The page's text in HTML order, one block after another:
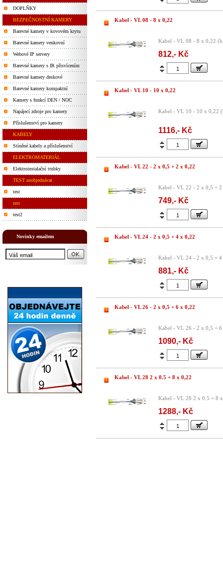
DOPLŇKY
BEZPEČNOSTNÍ KAMERY
Barevné kamery v kovovém krytu
Barevné kamery venkovní
Webové IP servery
Barevné kamery s IR přisvícením
Barevné kamery deskové
Barevné kamery kompaktní
Kamery s funkcí DEN / NOC
Napájecí zdroje pro kamery
Příslušenství pro kamery
KABELY
Stíněné kabely a příslušenství
ELEKTROMATERIÁL
Elektroinstalační trubky
TEST neobjednávat
test
test
test2
Novinky emailem
Kabel - VL 08 - 8 x 0,22
Kabel - VL 08 - 8 x 0,22
812,- Kč
Kabel - VL 10 - 10 x 0,22
Kabel - VL 10 - 10 x 0,22
1116,- Kč
Kabel - VL 22 - 2 x 0,5 + 2 x 0,22
Kabel - VL 22 - 2 x 0,5 +
749,- Kč
Kabel - VL 24 - 2 x 0,5 + 4 x 0,22
Kabel - VL 24 - 2 x 0,5 +
881,- Kč
Kabel - VL 26 - 2 x 0,5 + 6 x 0,22
Kabel - VL 26 - 2 x 0,5 +
1090,- Kč
Kabel - VL 28 2 x 0.5 + 8 x 0,22
Kabel - VL 28 2 x 0.5 + 8
1288,- Kč